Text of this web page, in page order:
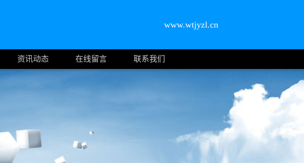
www.wtjyzl.cn
资讯动态 在线留言 联系我们